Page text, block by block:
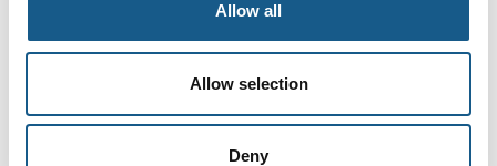
Allow all
Allow selection
Deny